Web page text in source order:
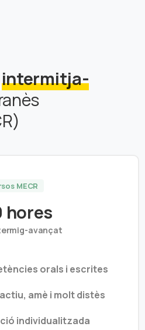
intermitja-
MECR
hores
avançat
orals i escrites
amè i molt distès
individualitzada